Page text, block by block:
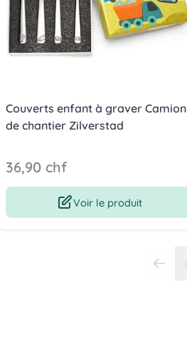
Couverts enfant à graver Camion
de chantier Zilverstad
36,90 chf
Voir le produit